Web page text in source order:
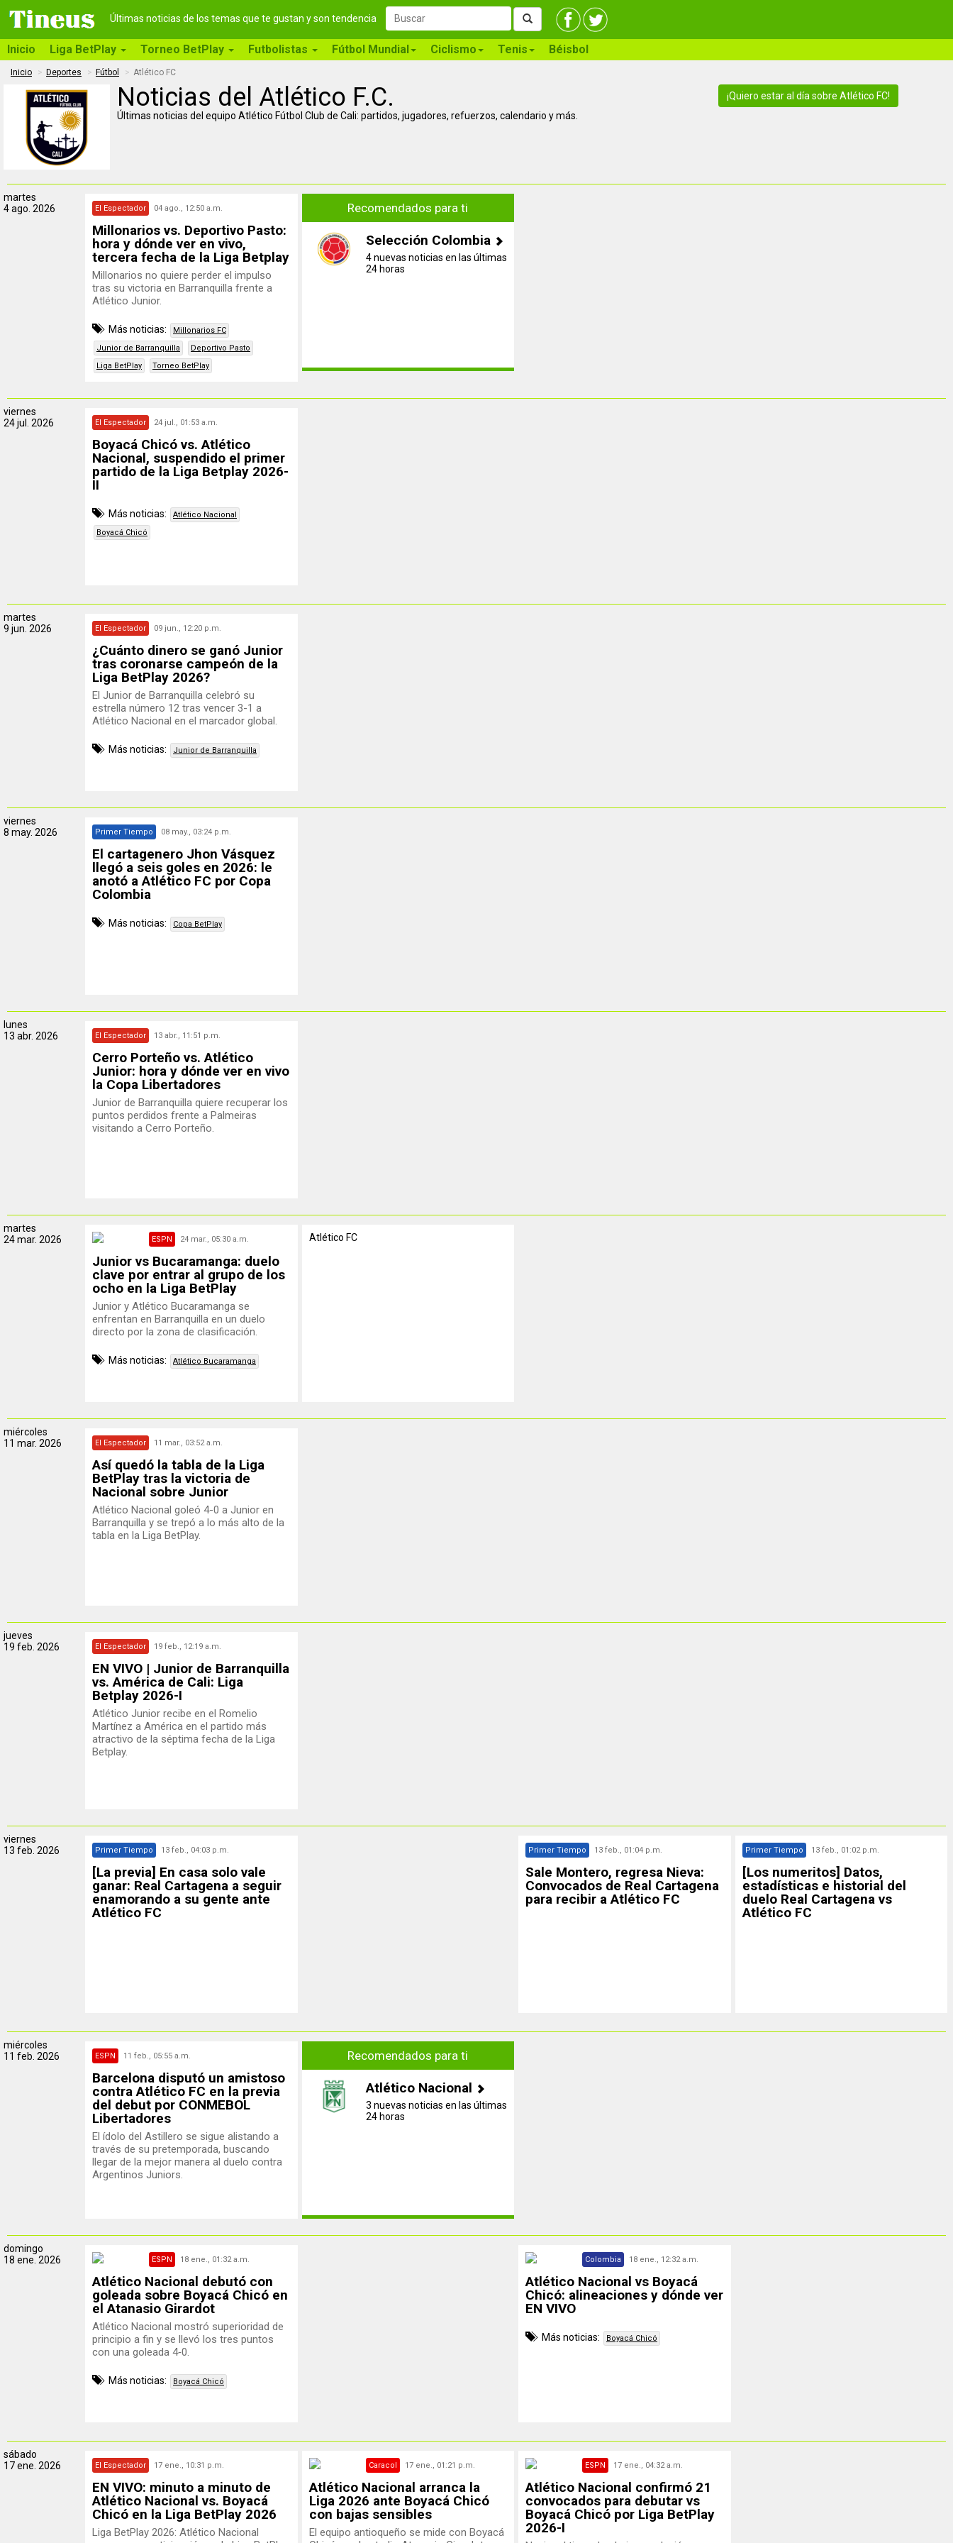
Últimas noticias de los temas que te gustan y son tendencia
Inicio Liga BetPlay Torneo BetPlay Futbolistas Fútbol Mundial Ciclismo Tenis Béisbol
Inicio Deportes Fútbol Atlético FC
Noticias del Atlético F.C.
Últimas noticias del equipo Atlético Fútbol Club de Cali: partidos, jugadores, refuerzos, calendario y más.
¡Quiero estar al día sobre Atlético FC!
martes
4 ago. 2026
El Espectador 04 ago., 12:50 a.m.
Millonarios vs. Deportivo Pasto:
hora y dónde ver en vivo,
tercera fecha de la Liga Betplay
Millonarios no quiere perder el impulso
tras su victoria en Barranquilla frente a
Atlético Junior.
Más noticias:
Millonarios FC
Junior de Barranquilla
Deportivo Pasto
Liga BetPlay
Torneo BetPlay
Recomendados para ti
Selección Colombia
4 nuevas noticias en las últimas
24 horas
viernes
24 jul. 2026
El Espectador 24 jul., 01:53 a.m.
Boyacá Chicó vs. Atlético
Nacional, suspendido el primer
partido de la Liga Betplay 2026-
II
Más noticias:
Atlético Nacional
Boyacá Chicó
martes
9 jun. 2026
El Espectador 09 jun., 12:20 p.m.
¿Cuánto dinero se ganó Junior
tras coronarse campeón de la
Liga BetPlay 2026?
El Junior de Barranquilla celebró su
estrella número 12 tras vencer 3-1 a
Atlético Nacional en el marcador global.
Más noticias: Junior de Barranquilla
viernes
8 may. 2026
Primer Tiempo 08 may., 03:24 p.m.
El cartagenero Jhon Vásquez
llegó a seis goles en 2026: le
anotó a Atlético FC por Copa
Colombia
Más noticias: Copa BetPlay
lunes
13 abr. 2026
El Espectador 13 abr., 11:51 p.m.
Cerro Porteño vs. Atlético
Junior: hora y dónde ver en vivo
la Copa Libertadores
Junior de Barranquilla quiere recuperar los
puntos perdidos frente a Palmeiras
visitando a Cerro Porteño.
martes
24 mar. 2026
ESPN 24 mar., 05:30 a.m.
Junior vs Bucaramanga: duelo
clave por entrar al grupo de los
ocho en la Liga BetPlay
Junior y Atlético Bucaramanga se
enfrentan en Barranquilla en un duelo
directo por la zona de clasificación.
Más noticias: Atlético Bucaramanga
Atlético FC
miércoles
11 mar. 2026
El Espectador 11 mar., 03:52 a.m.
Así quedó la tabla de la Liga
BetPlay tras la victoria de
Nacional sobre Junior
Atlético Nacional goleó 4-0 a Junior en
Barranquilla y se trepó a lo más alto de la
tabla en la Liga BetPlay.
jueves
19 feb. 2026
El Espectador 19 feb., 12:19 a.m.
EN VIVO | Junior de Barranquilla
vs. América de Cali: Liga
Betplay 2026-I
Atlético Junior recibe en el Romelio
Martínez a América en el partido más
atractivo de la séptima fecha de la Liga
Betplay.
viernes
13 feb. 2026
Primer Tiempo 13 feb., 04:03 p.m.
[La previa] En casa solo vale
ganar: Real Cartagena a seguir
enamorando a su gente ante
Atlético FC
Primer Tiempo 13 feb., 01:04 p.m.
Sale Montero, regresa Nieva:
Convocados de Real Cartagena
para recibir a Atlético FC
Primer Tiempo 13 feb., 01:02 p.m.
[Los numeritos] Datos,
estadísticas e historial del
duelo Real Cartagena vs
Atlético FC
miércoles
11 feb. 2026
ESPN 11 feb., 05:55 a.m.
Barcelona disputó un amistoso
contra Atlético FC en la previa
del debut por CONMEBOL
Libertadores
El ídolo del Astillero se sigue alistando a
través de su pretemporada, buscando
llegar de la mejor manera al duelo contra
Argentinos Juniors.
Recomendados para ti
Atlético Nacional
3 nuevas noticias en las últimas
24 horas
domingo
18 ene. 2026
ESPN 18 ene., 01:32 a.m.
Atlético Nacional debutó con
goleada sobre Boyacá Chicó en
el Atanasio Girardot
Atlético Nacional mostró superioridad de
principio a fin y se llevó los tres puntos
con una goleada 4‑0.
Más noticias: Boyacá Chicó
Colombia 18 ene., 12:32 a.m.
Atlético Nacional vs Boyacá
Chicó: alineaciones y dónde ver
EN VIVO
Más noticias: Boyacá Chicó
sábado
17 ene. 2026
El Espectador 17 ene., 10:31 p.m.
EN VIVO: minuto a minuto de
Atlético Nacional vs. Boyacá
Chicó en la Liga BetPlay 2026
Liga BetPlay 2026: Atlético Nacional
Caracol 17 ene., 01:21 p.m.
Atlético Nacional arranca la
Liga 2026 ante Boyacá Chicó
con bajas sensibles
El equipo antioqueño se mide con Boyacá
ESPN 17 ene., 04:32 a.m.
Atlético Nacional confirmó 21
convocados para debutar vs
Boyacá Chicó por Liga BetPlay
2026-I